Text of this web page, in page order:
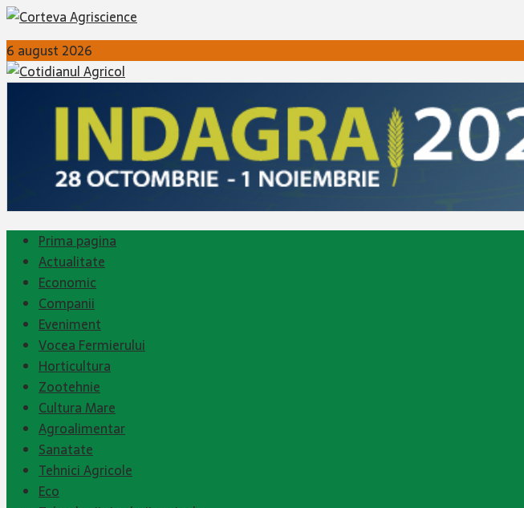
6 august 2026
Prima pagina
Actualitate
Economic
Companii
Eveniment
Vocea Fermierului
Horticultura
Zootehnie
Cultura Mare
Agroalimentar
Sanatate
Tehnici Agricole
Eco